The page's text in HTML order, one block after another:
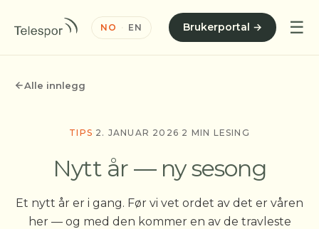
NO · EN Brukerportal → ☰
Alle innlegg
TIPS 2. JANUAR 2026 2 MIN LESING
Nytt år — ny sesong
Et nytt år er i gang. Før vi vet ordet av det er våren
her — og med den kommer en av de travleste